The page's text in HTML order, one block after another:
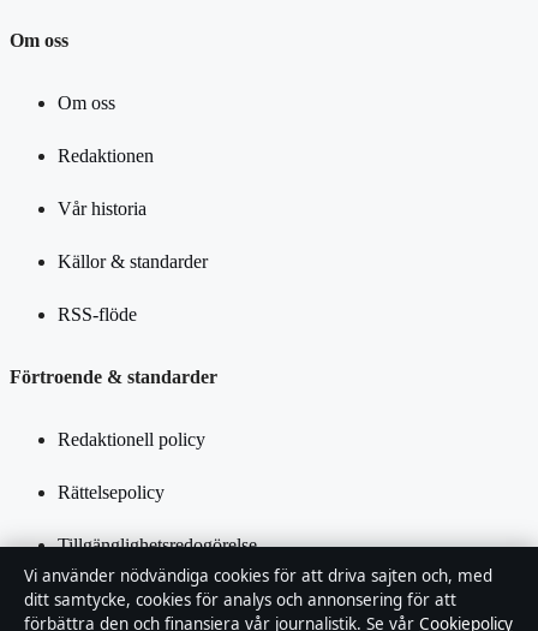
Om oss
Om oss
Redaktionen
Vår historia
Källor & standarder
RSS-flöde
Förtroende & standarder
Redaktionell policy
Rättelsepolicy
Tillgänglighetsredogörelse
Integritetspolicy
Vi använder nödvändiga cookies för att driva sajten och, med
ditt samtycke, cookies för analys och annonsering för att
förbättra den och finansiera vår journalistik. Se vår Cookiepolicy